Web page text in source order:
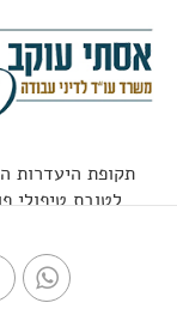
תקופת היעדרות
לטובת טיפולי